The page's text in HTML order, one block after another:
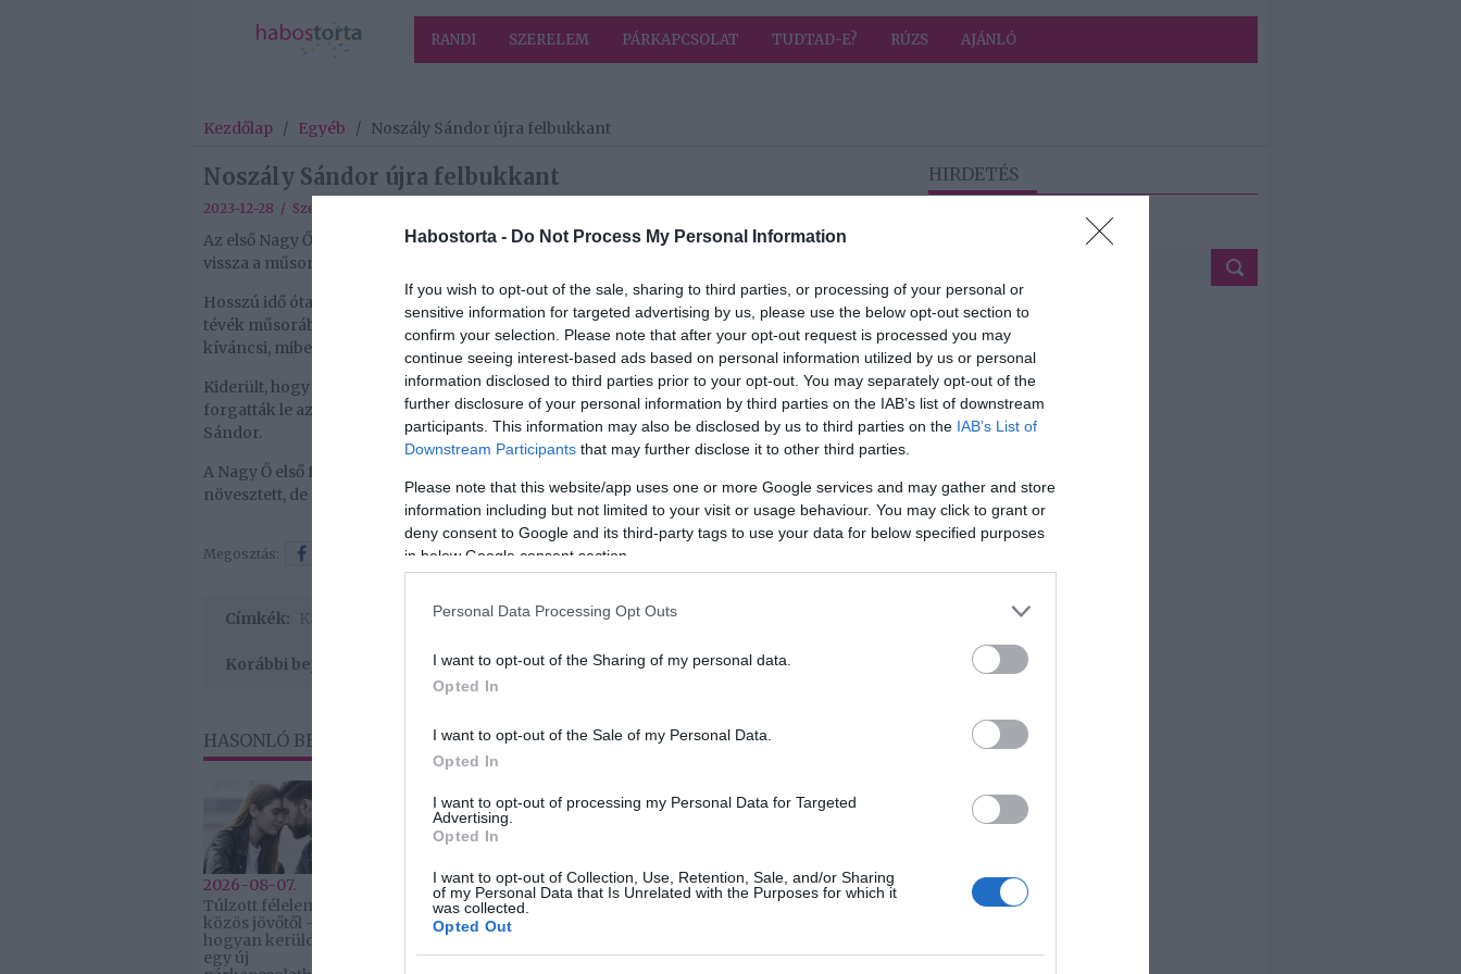
Habostorta - Do Not Process My Personal Information
If you wish to opt-out of the sale, sharing to third parties, or processing of your personal or
sensitive information for targeted advertising by us, please use the below opt-out section to
confirm your selection. Please note that after your opt-out request is processed you may
continue seeing interest-based ads based on personal information utilized by us or personal
information disclosed to third parties prior to your opt-out. You may separately opt-out of the
further disclosure of your personal information by third parties on the IAB’s list of downstream
participants. This information may also be disclosed by us to third parties on the IAB’s List of
Downstream Participants that may further disclose it to other third parties.
Please note that this website/app uses one or more Google services and may gather and store
information including but not limited to your visit or usage behaviour. You may click to grant or
deny consent to Google and its third-party tags to use your data for below specified purposes
in below Google consent section.
Personal Data Processing Opt Outs
I want to opt-out of the Sharing of my personal data.
Opted In
I want to opt-out of the Sale of my Personal Data.
Opted In
I want to opt-out of processing my Personal Data for Targeted
Advertising.
Opted In
I want to opt-out of Collection, Use, Retention, Sale, and/or Sharing
of my Personal Data that Is Unrelated with the Purposes for which it
was collected.
Opted Out
RANDI SZERELEM PÁRKAPCSOLAT TUDTAD-E? RÚZS AJÁNLÓ
Kezdőlap / Egyéb / Noszály Sándor újra felbukkant
Noszály Sándor újra felbukkant
2023-12-28 / Szerző:
Az első Nagy Ő sztárja, Noszály Sándor a TV2 Szerencsekerék című műsorában tekintett
vissza a műsor kezdeteire: egy meglepő dologba avatta be a nézőket és a játékosokat.
Hosszú idő óta először bukkant fel az első Nagy Ő, vagyis Noszály Sándor a kereskedelmi
tévék műsorában. A TV2-n futó Szerencsekerékben Kasza Tibi faggatta őt, aki arra volt
kíváncsi, miben különbözik az 20 évvel ezelőtti a mai műsorformátumtól.
Kiderült, hogy párválasztó valóságshow a kezdetekkor bejárta a világot, közel 20 országban
forgatták le az epizódjait, míg manapság inkább országon belül mozog – mondta Noszály
Sándor.
A Nagy Ő első férfisztárjára alig lehetett a vetélkedőműsorban ráismerni: szakállt
növesztett, de a sármja megmaradt.
Megosztás: Twitter Pinterest
Címkék: Kasza Tibi Noszály Sándor,média,A Nagy Ő,sármosság
Korábbi bejegyzések Következő bejegyzés
HASONLÓ BEJEGYZÉSEK
2026-08-07.
Túlzott félelem a
közös jövőtől –
hogyan kerüld el
egy új
2026-08-07.
Grillezett halloumis
cukkinis
tésztasaláta
2026-08-07.
2026-08-07.
Koltai Róbert
HIRDETÉS